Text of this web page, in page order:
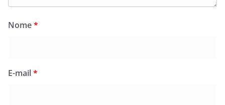
Nome*
E-mail*